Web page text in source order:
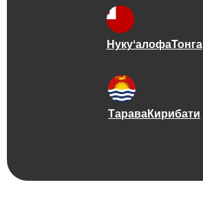
НукуʻалофаТонга
ТараваКирибати